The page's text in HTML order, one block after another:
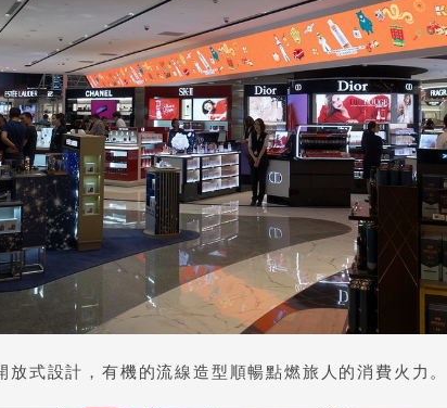
式設計，有機的流線造型順暢點燃旅人的消費火力